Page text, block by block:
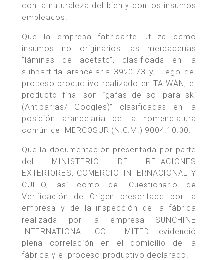
con la naturaleza del bien y con los insumos
empleados.
Que la empresa fabricante utiliza como
insumos no originarios las mercaderías
“láminas de acetato”, clasificada en la
subpartida arancelaria 3920.73 y, luego del
proceso productivo realizado en TAIWÁN, el
producto final son “gafas de sol para ski
(Antiparras/ Googles)” clasificadas en la
posición arancelaria de la nomenclatura
común del MERCOSUR (N.C.M.) 9004.10.00.
Que la documentación presentada por parte
del MINISTERIO DE RELACIONES
EXTERIORES, COMERCIO INTERNACIONAL Y
CULTO, así como del Cuestionario de
Verificación de Origen presentado por la
empresa y de la inspección de la fábrica
realizada por la empresa SUNCHINE
INTERNATIONAL CO. LIMITED evidenció
plena correlación en el domicilio de la
fábrica y el proceso productivo declarado.